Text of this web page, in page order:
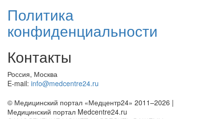
Политика
конфиденциальности
Контакты
Россия, Москва
E-mail: info@medcentre24.ru
© Медицинский портал «Медцентр24» 2011–2026 |
Медицинский портал Medcentre24.ru